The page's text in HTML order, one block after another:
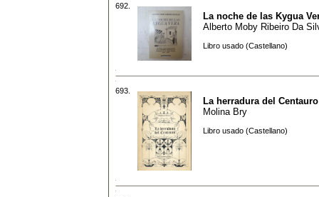
692.
La noche de las Kygua
Alberto Moby Ribeiro Da
Libro usado (Castellano)
693.
La herradura del Centauro
Molina Bry
Libro usado (Castellano)